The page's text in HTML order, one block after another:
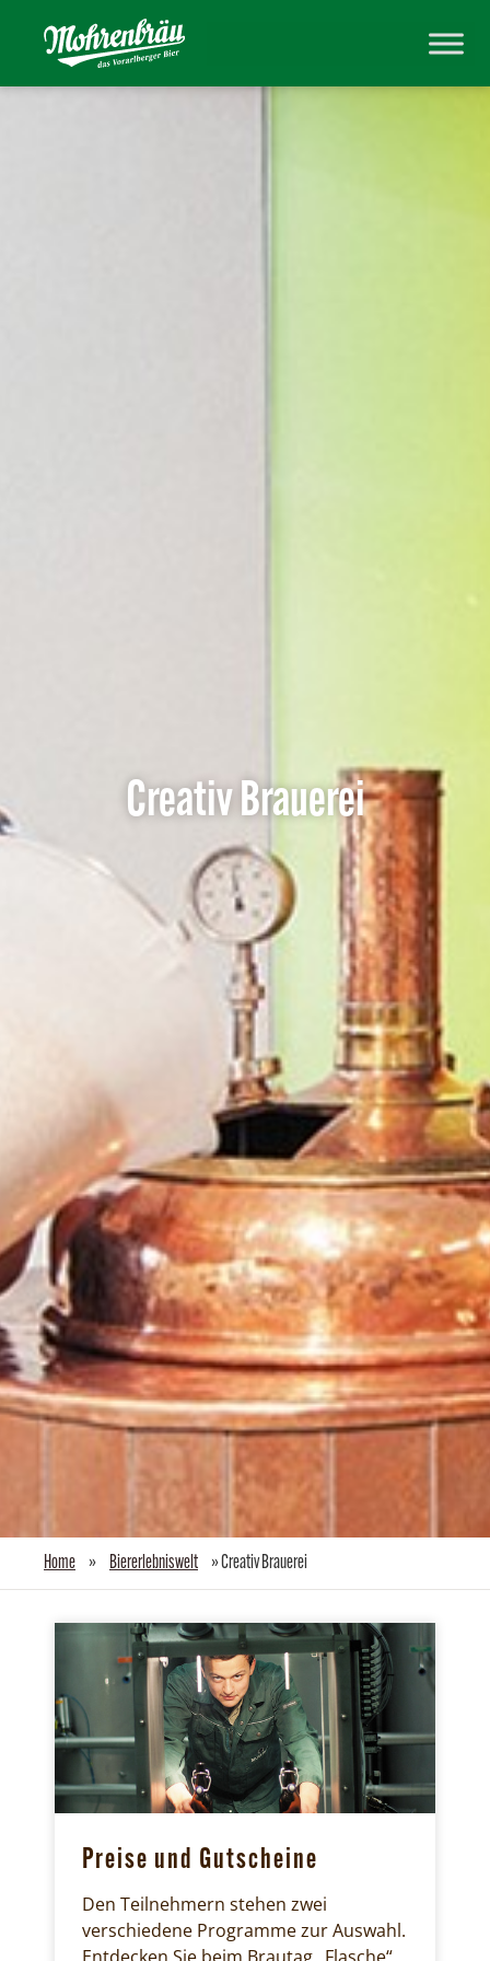
Creativ Brauerei
Home » Biererlebniswelt »Creativ Brauerei
Preise und Gutscheine
Den Teilnehmern stehen zwei
verschiedene Programme zur Auswahl.